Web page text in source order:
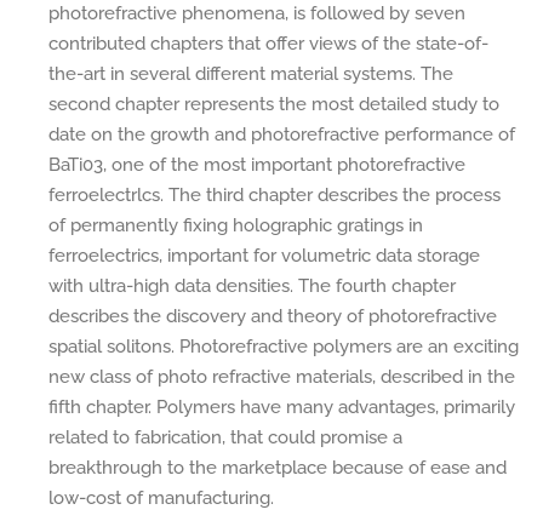
photorefractive phenomena, is followed by seven
contributed chapters that offer views of the state-of-
the-art in several different material systems. The
second chapter represents the most detailed study to
date on the growth and photorefractive performance of
BaTi03, one of the most important photorefractive
ferroelectrlcs. The third chapter describes the process
of permanently fixing holographic gratings in
ferroelectrics, important for volumetric data storage
with ultra-high data densities. The fourth chapter
describes the discovery and theory of photorefractive
spatial solitons. Photorefractive polymers are an exciting
new class of photo refractive materials, described in the
fifth chapter. Polymers have many advantages, primarily
related to fabrication, that could promise a
breakthrough to the marketplace because of ease and
low-cost of manufacturing.